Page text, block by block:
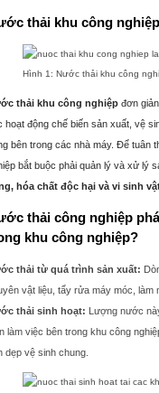
thải khu công
Hình 1: Nước thải khu công
thải khu công nghiệp đơn
hoạt động chế biến sản xuất, vệ
bên trong các nhà máy. Để tuân
bắt buộc phải quản lý và xử lý
hóa chất độc hại và vi sinh
thải công nghiệp
khu công nghiệp?
thải từ quá trình sản xuất:
vật liệu, tẩy rửa máy móc, làm
thải sinh hoạt: Lượng nước
làm việc bên trong khu công
dẹp vệ sinh chung.